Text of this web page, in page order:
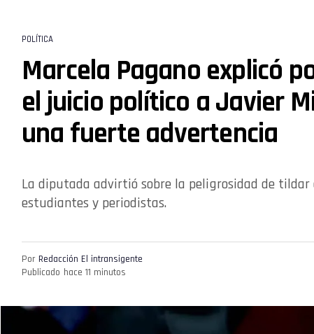
POLÍTICA
Marcela Pagano explicó
el juicio político a Javier
una fuerte advertencia
La diputada advirtió sobre la peligrosidad de tildar
estudiantes y periodistas.
Por Redacción El intransigente
Publicado hace 11 minutos